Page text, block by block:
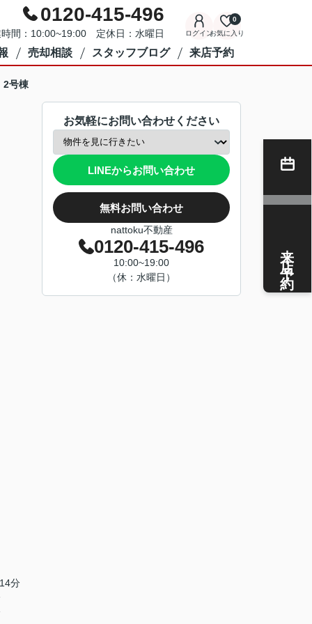
0120-415-496
間：10:00~19:00 定休日：水曜日 ログインお気に入り
0
売却相談 スタッフブログ 来店予約
号棟
分
お気軽にお問い合わせください
LINEからお問い合わせ
無料お問い合わせ
nattoku不動産
0120-415-496
10:00~19:00
（休：水曜日）
来店予約